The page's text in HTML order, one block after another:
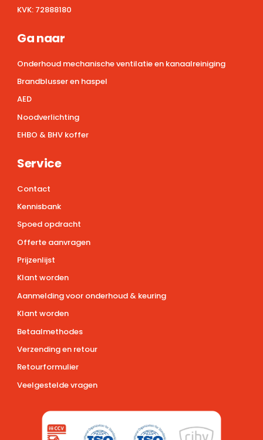
KVK: 72888180
Ga naar
Onderhoud mechanische ventilatie en kanaalreiniging
Brandblusser en haspel
AED
Noodverlichting
EHBO & BHV koffer
Service
Contact
Kennisbank
Spoed opdracht
Offerte aanvragen
Prijzenlijst
Klant worden
Aanmelding voor onderhoud & keuring
Klant worden
Betaalmethodes
Verzending en retour
Retourformulier
Veelgestelde vragen